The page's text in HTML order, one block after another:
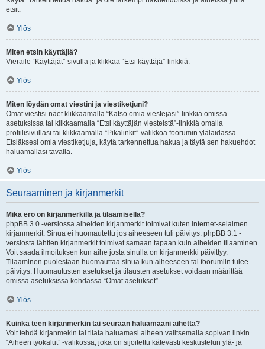
etsit.
Ylös
Miten etsin käyttäjiä?
Vieraile “Käyttäjät”-sivulla ja klikkaa “Etsi käyttäjä”-linkkiä.
Ylös
Miten löydän omat viestini ja viestiketjuni?
Omat viestisi näet klikkaamalla “Katso omia viestejäsi”-linkkiä omissa
asetuksissa tai klikkaamalla “Etsi käyttäjän viesteistä”-linkkiä omalla
profiilisivullasi tai klikkaamalla “Pikalinkit”-valikkoa foorumin ylälaidassa.
Etsiäksesi omia viestiketjuja, käytä tarkennettua hakua ja täytä sen hakuehdot
haluamallasi tavalla.
Ylös
Seuraaminen ja kirjanmerkit
Mikä ero on kirjanmerkillä ja tilaamisella?
phpBB 3.0 -versiossa aiheiden kirjanmerkit toimivat kuten internet-selaimen
kirjanmerkit. Sinua ei huomautettu jos aiheeseen tuli päivitys. phpBB 3.1 -
versiosta lähtien kirjanmerkit toimivat samaan tapaan kuin aiheiden tilaaminen.
Voit saada ilmoituksen kun aihe josta sinulla on kirjanmerkki päivittyy.
Tilaaminen puolestaan huomauttaa sinua kun aiheeseen tai foorumiin tulee
päivitys. Huomautusten asetukset ja tilausten asetukset voidaan määrittää
omissa asetuksissa kohdassa “Omat asetukset”.
Ylös
Kuinka teen kirjanmerkin tai seuraan haluamaani aihetta?
Voit tehdä kirjanmekin tai tilata haluamasi aiheen valitsemalla sopivan linkin
“Aiheen työkalut” -valikossa, joka on sijoitettu kätevästi keskustelun ylä- ja